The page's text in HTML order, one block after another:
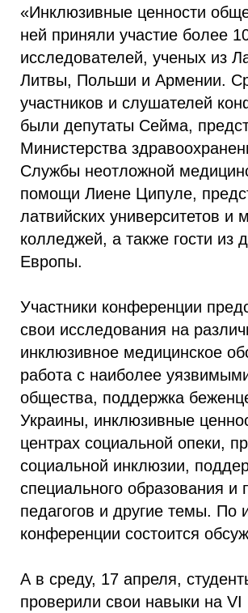
«Инклюзивные ценности
ней приняли участие более
исследователей, ученых из
Литвы, Польши и Армении.
участников и слушателей
были депутаты Сейма,
Министерства
Службы неотложной
помощи Лиене Ципуле,
латвийских университетов и
колледжей, а также гости из
Европы.
Участники конференции
свои исследования на
инклюзивное медицинское
работа с наиболее
общества, поддержка
Украины, инклюзивные
центрах социальной опеки,
социальной инклюзии,
специального образования и
педагогов и другие темы. По
конференции состоится
А в среду, 17 апреля,
проверили свои навыки на VI